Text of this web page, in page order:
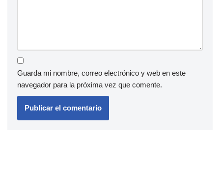
Guarda mi nombre, correo electrónico y web en este
navegador para la próxima vez que comente.